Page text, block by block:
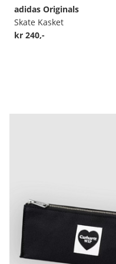
adidas Originals
Skate Kasket
kr 240,-